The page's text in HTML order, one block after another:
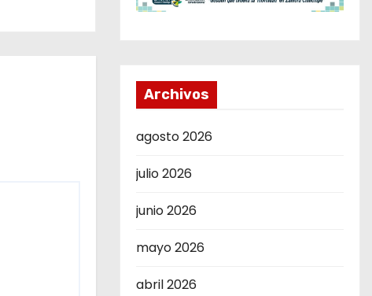
Archivos
agosto 2026
julio 2026
junio 2026
mayo 2026
abril 2026